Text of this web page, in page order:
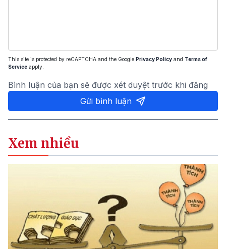
This site is protected by reCAPTCHA and the Google Privacy Policy and Terms of
Service apply.
Bình luận của bạn sẽ được xét duyệt trước khi đăng
Gửi bình luận
Xem nhiều